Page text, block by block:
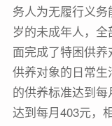
务人为无履行义
岁的未成年人，
面完成了特困供
供养对象的日常
的供养标准达到
达到每月403元，